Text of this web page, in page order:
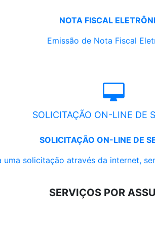
NOTA FISCAL
Emissão de Nota Fiscal
SOLICITAÇÃO ON-LINE DE
SOLICITAÇÃO ON-LINE DE
uma solicitação através da internet,
SERVIÇOS POR